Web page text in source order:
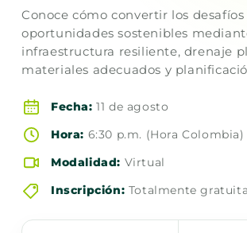
Conoce cómo convertir los
oportunidades sostenibles
infraestructura resiliente, drenaje
materiales adecuados y
Fecha: 11 de agosto
Hora: 6:30 p.m. (Hora Colombia)
Modalidad: Virtual
Inscripción: Totalmente gratuita